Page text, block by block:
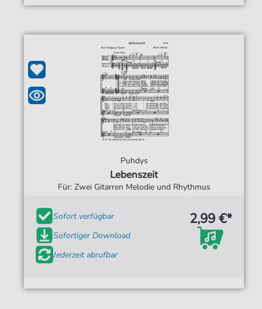
Puhdys
Lebenszeit
Für: Zwei Gitarren Melodie und Rhythmus
Sofort verfügbar
Sofortiger Download
Jederzeit abrufbar
2,99 €*